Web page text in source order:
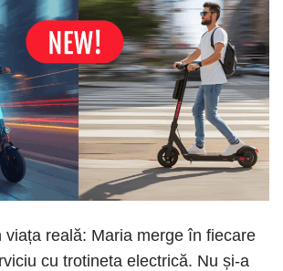
viața reală: Maria merge în fiecare
cu trotineta electrică. Nu și-a